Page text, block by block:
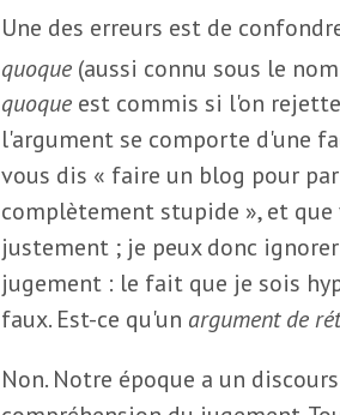
Une des erreurs est de
quoque (aussi connu sous le
quoque est commis si l'on
l'argument se comporte d'une
vous dis « faire un blog pour
complètement stupide », et
justement ; je peux donc
jugement : le fait que je sois
faux. Est-ce qu'un argument de
Non. Notre époque a un